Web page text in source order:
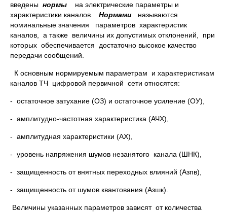
введены нормы на электрические параметры и
характеристики каналов. Нормами
называются
номинальные значения параметров характеристик
каналов, а также величины их допустимых отклонений, при
которых обеспечивается достаточно высокое качество
передачи сообщений.
К основным нормируемым параметрам и характеристикам
каналов ТЧ цифровой первичной сети относятся:
- остаточное затухание (ОЗ) и остаточное усиление (ОУ),
- амплитудно-частотная характеристика (АЧХ),
- амплитудная характеристики (АХ),
- уровень напряжения шумов незанятого канала (ШНК),
- защищенность от внятных переходных влияний (Азпв),
- защищенность от шумов квантования (Азшк).
Величины указанных параметров зависят от количества